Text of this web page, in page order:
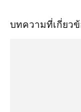
บทความที่เกี่ยวข้